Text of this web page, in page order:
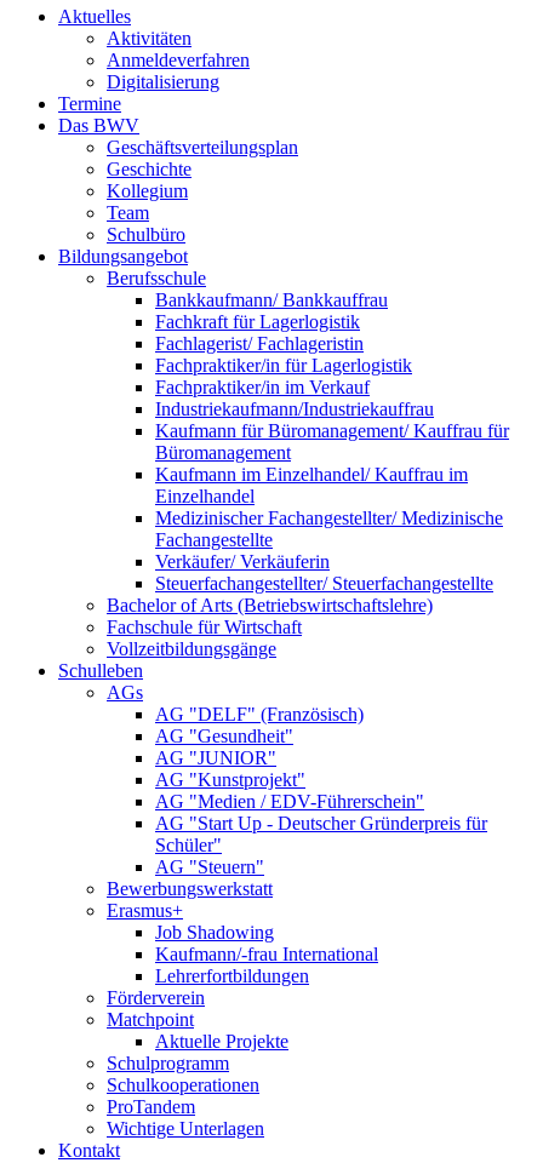
Aktuelles
Aktivitäten
Anmeldeverfahren
Digitalisierung
Termine
Das BWV
Geschäftsverteilungsplan
Geschichte
Kollegium
Team
Schulbüro
Bildungsangebot
Berufsschule
Bankkaufmann/ Bankkauffrau
Fachkraft für Lagerlogistik
Fachlagerist/ Fachlageristin
Fachpraktiker/in für Lagerlogistik
Fachpraktiker/in im Verkauf
Industriekaufmann/Industriekauffrau
Kaufmann für Büromanagement/ Kauffrau für
Büromanagement
Kaufmann im Einzelhandel/ Kauffrau im
Einzelhandel
Medizinischer Fachangestellter/ Medizinische
Fachangestellte
Verkäufer/ Verkäuferin
Steuerfachangestellter/ Steuerfachangestellte
Bachelor of Arts (Betriebswirtschaftslehre)
Fachschule für Wirtschaft
Vollzeitbildungsgänge
Schulleben
AGs
AG "DELF" (Französisch)
AG "Gesundheit"
AG "JUNIOR"
AG "Kunstprojekt"
AG "Medien / EDV-Führerschein"
AG "Start Up - Deutscher Gründerpreis für
Schüler"
AG "Steuern"
Bewerbungswerkstatt
Erasmus+
Job Shadowing
Kaufmann/-frau International
Lehrerfortbildungen
Förderverein
Matchpoint
Aktuelle Projekte
Schulprogramm
Schulkooperationen
ProTandem
Wichtige Unterlagen
Kontakt